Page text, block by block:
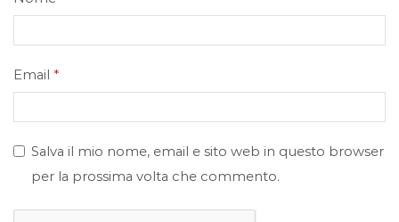
Email *
Salva il mio nome, email e sito web in questo browser
per la prossima volta che commento.